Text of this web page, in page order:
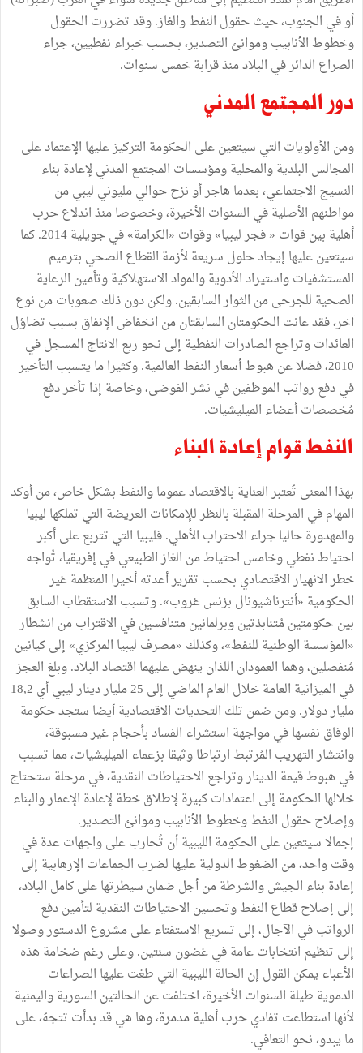
أو في الجنوب، حيث حقول النفط والغاز. وقد تضررت الحقول
وخطوط الأنابيب وموانئ التصدير، بحسب خبراء نفطيين، جراء
الصراع الدائر في البلاد منذ قرابة خمس سنوات.
دور المجتمع المدني
ومن الأولويات التي سيتعين على الحكومة التركيز عليها الإعتماد على
المجالس البلدية والمحلية ومؤسسات المجتمع المدني لإعادة بناء
النسيج الاجتماعي، بعدما هاجر أو نزح حوالي مليوني ليبي من
مواطنهم الأصلية في السنوات الأخيرة، وخصوصا منذ اندلاع حرب
أهلية بين قوات « فجر ليبيا» وقوات «الكرامة» في جويلية 2014. كما
سيتعين عليها إيجاد حلول سريعة لأزمة القطاع الصحي بترميم
المستشفيات واستيراد الأدوية والمواد الاستهلاكية وتأمين الرعاية
الصحية للجرحى من الثوار السابقين. ولكن دون ذلك صعوبات من نوع
آخر، فقد عانت الحكومتان السابقتان من انخفاض الإنفاق بسبب تضاؤل
العائدات وتراجع الصادرات النفطية إلى نحو ربع الانتاج المسجل في
2010، فضلا عن هبوط أسعار النفط العالمية. وكثيرا ما يتسبب التأخير
في دفع رواتب الموظفين في نشر الفوضى، وخاصة إذا تأخر دفع
مُخصصات أعضاء الميليشيات.
النفط قوام إعادة البناء
بهذا المعنى تُعتبر العناية بالاقتصاد عموما والنفط بشكل خاص، من أوكد
المهام في المرحلة المقبلة بالنظر للإمكانات العريضة التي تملكها ليبيا
والمهدورة حاليا جراء الاحتراب الأهلي. فليبيا التي تتربع على أكبر
احتياط نفطي وخامس احتياط من الغاز الطبيعي في إفريقيا، تُواجه
خطر الانهيار الاقتصادي بحسب تقرير أعدته أخيرا المنظمة غير
الحكومية «أنترناشيونال بزنس غروب». وتسبب الاستقطاب السابق
بين حكومتين مُتنابذتين وبرلمانين متنافسين في الاقتراب من انشطار
«المؤسسة الوطنية للنفط»، وكذلك «مصرف ليبيا المركزي» إلى كيانين
مُنفصلين، وهما العمودان اللذان ينهض عليهما اقتصاد البلاد. وبلغ العجز
في الميزانية العامة خلال العام الماضي إلى 25 مليار دينار ليبي أي 18,2
مليار دولار. ومن ضمن تلك التحديات الاقتصادية أيضا ستجد حكومة
الوفاق نفسها في مواجهة استشراء الفساد بأحجام غير مسبوقة،
وانتشار التهريب المُرتبط ارتباطا وثيقا بزعماء الميليشيات، مما تسبب
في هبوط قيمة الدينار وتراجع الاحتياطات النقدية، في مرحلة ستحتاج
خلالها الحكومة إلى اعتمادات كبيرة لإطلاق خطة لإعادة الإعمار والبناء
وإصلاح حقول النفط وخطوط الأنابيب وموانئ التصدير.
إجمالا سيتعين على الحكومة الليبية أن تُحارب على واجهات عدة في
وقت واحد، من الضغوط الدولية عليها لضرب الجماعات الإرهابية إلى
إعادة بناء الجيش والشرطة من أجل ضمان سيطرتها على كامل البلاد،
إلى إصلاح قطاع النفط وتحسين الاحتياطات النقدية لتأمين دفع
الرواتب في الآجال، إلى تسريع الاستفتاء على مشروع الدستور وصولا
إلى تنظيم انتخابات عامة في غضون سنتين. وعلى رغم ضخامة هذه
الأعباء يمكن القول إن الحالة الليبية التي طغت عليها الصراعات
الدموية طيلة السنوات الأخيرة، اختلفت عن الحالتين السورية واليمنية
لأنها استطاعت تفادي حرب أهلية مدمرة، وها هي قد بدأت تتجهُ، على
ما يبدو، نحو التعافي.